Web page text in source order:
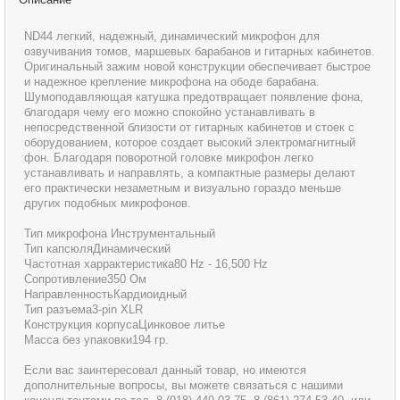
ND44 легкий, надежный, динамический микрофон для
озвучивания томов, маршевых барабанов и гитарных кабинетов.
Оригинальный зажим новой конструкции обеспечивает быстрое
и надежное крепление микрофона на ободе барабана.
Шумоподавляющая катушка предотвращает появление фона,
благодаря чему его можно спокойно устанавливать в
непосредственной близости от гитарных кабинетов и стоек с
оборудованием, которое создает высокий электромагнитный
фон. Благодаря поворотной головке микрофон легко
устанавливать и направлять, а компактные размеры делают
его практически незаметным и визуально гораздо меньше
других подобных микрофонов.
Тип микрофона Инструментальный
Тип капсюляДинамический
Частотная харрактеристика80 Hz - 16,500 Hz
Сопротивление350 Oм
НаправленностьКардиоидный
Тип разъема3-pin XLR
Конструкция корпусаЦинковое литье
Масса без упаковки194 гр.
Если вас заинтересовал данный товар, но имеются
дополнительные вопросы, вы можете связаться с нашими